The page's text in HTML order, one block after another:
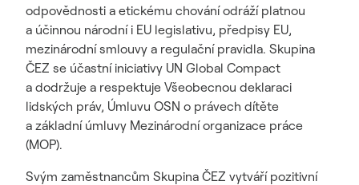
odpovědnosti a etickému chování odráží platnou
a účinnou národní i EU legislativu, předpisy EU,
mezinárodní smlouvy a regulační pravidla. Skupina
ČEZ se účastní iniciativy UN Global Compact
a dodržuje a respektuje Všeobecnou deklaraci
lidských práv, Úmluvu OSN o právech dítěte
a základní úmluvy Mezinárodní organizace práce
(MOP).
Svým zaměstnancům Skupina ČEZ vytváří pozitivní